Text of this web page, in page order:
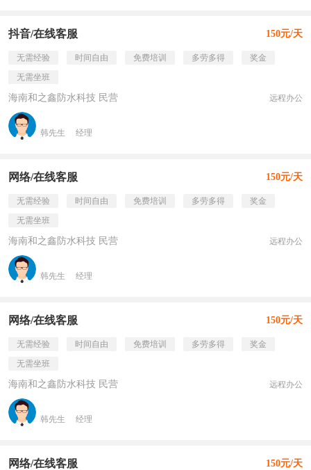
抖音/在线客服 150元/天
无需经验 时间自由 免费培训 多劳多得
奖金
无需坐班
海南和之鑫防水科技 民营 远程办公
韩先生 经理
网络/在线客服 150元/天
无需经验 时间自由 免费培训 多劳多得
奖金
无需坐班
海南和之鑫防水科技 民营 远程办公
韩先生 经理
网络/在线客服 150元/天
无需经验 时间自由 免费培训 多劳多得
奖金
无需坐班
海南和之鑫防水科技 民营 远程办公
韩先生 经理
网络/在线客服 150元/天